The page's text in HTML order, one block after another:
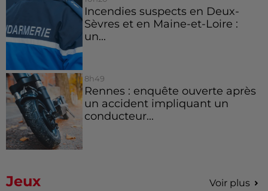
Incendies suspects en Deux-
Sèvres et en Maine-et-Loire :
un...
8h49
Rennes : enquête ouverte après
un accident impliquant un
conducteur...
Jeux Voir plus